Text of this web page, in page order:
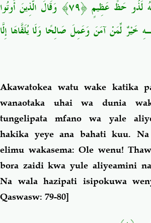
لَذُو حَظٍّ عَظِيمٍ﴿٧٩﴾
وَقَالَ الَّذِينَ أُوتُوا
خَيْرٌ لِّمَنْ آمَنَ وَعَمِلَ صَالِحًا وَلَا يُلَقَّاهَا إِلَّا
Akawatokea watu wake katika
wanaotaka uhai wa dunia
tungelipata mfano wa yale
hakika yeye ana bahati kuu.
elimu wakasema: Ole wenu!
bora zaidi kwa yule aliyeamini na
Na wala hazipati isipokuwa
Qaswasw: 79-80]